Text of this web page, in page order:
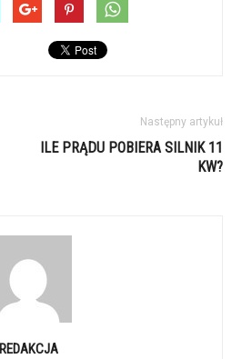
Następny artykuł
ILE PRĄDU POBIERA SILNIK 11
KW?
REDAKCJA